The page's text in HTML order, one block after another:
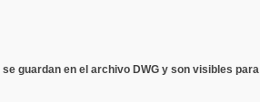
guardan en el archivo DWG y son visibles para